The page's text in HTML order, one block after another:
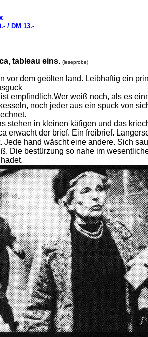
/ DM 13.-
tableau eins. (leseprobe)
vor dem geölten land. Leibhaftig ein
empfindlich.Wer weiß noch, als es
noch jeder aus ein spuck von
stehen in kleinen käfigen und das
erwacht der brief. Ein freibrief.
Jede hand wäscht eine andere. Sich
Die bestürzung so nahe im